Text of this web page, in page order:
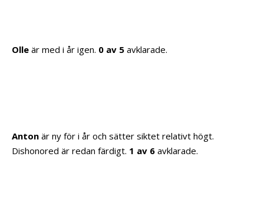
Olle är med i år igen. 0 av 5 avklarade.
Anton är ny för i år och sätter siktet relativt högt.
Dishonored är redan färdigt. 1 av 6 avklarade.